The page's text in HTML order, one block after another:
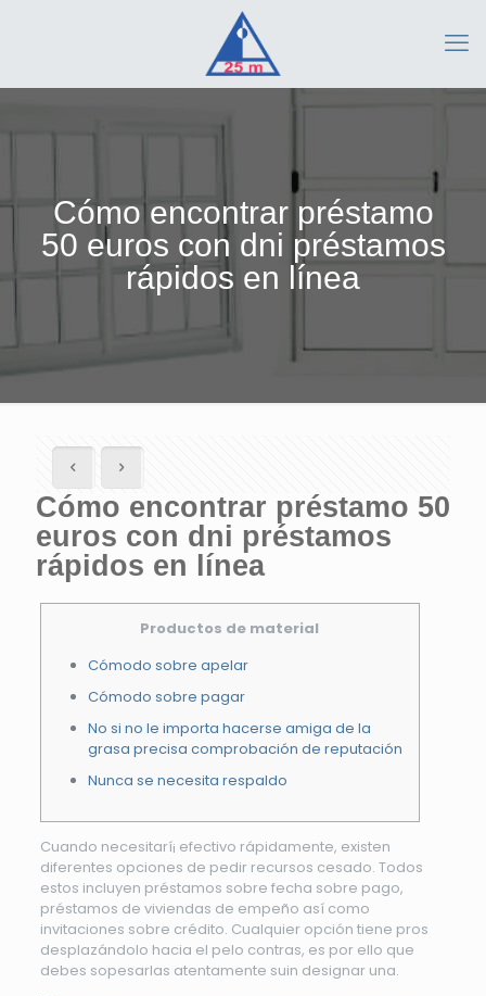
Cómo encontrar préstamo
50 euros con dni préstamos
rápidos en línea
Cómo encontrar préstamo 50
euros con dni préstamos
rápidos en línea
Productos de material
Cómodo sobre apelar
Cómodo sobre pagar
No si no le importa hacerse amiga de la
grasa precisa comprobación de reputación
Nunca se necesita respaldo
Cuando necesitarí¡ efectivo rápidamente, existen
diferentes opciones de pedir recursos cesado. Todos
estos incluyen préstamos sobre fecha sobre pago,
préstamos de viviendas de empeño así­ como
invitaciones sobre crédito. Cualquier opción tiene pros
desplazándolo hacia el pelo contras, es por ello que
debes sopesarlas atentamente suin designar una.